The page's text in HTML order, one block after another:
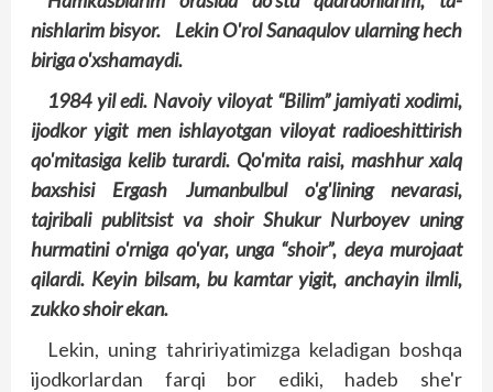
nishlarim bisyor. Lekin O'rol Sanaqulov ularning hech
biriga o'xshamaydi.
1984 yil edi. Navoiy viloyat “Bilim” jamiyati xodimi,
ijodkor yigit men ishlayotgan viloyat radioeshittirish
qo'mitasiga kelib turardi. Qo'mita raisi, mashhur xalq
baxshisi Ergash Jumanbulbul o'g'lining nevarasi,
tajribali publitsist va shoir Shukur Nurboyev uning
hurmatini o'rniga qo'yar, unga “shoir”, deya murojaat
qilardi. Keyin bilsam, bu kamtar yigit, anchayin ilmli,
zukko shoir ekan.
Lekin, uning tahririyatimizga keladigan boshqa
ijodkorlardan farqi bor ediki, hadeb she'r